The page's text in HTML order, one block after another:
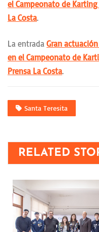
el Campeonato de Karting
La Costa.
La entrada Gran
en el Campeonato de
Prensa La Costa.
Santa Teresita
RELATED